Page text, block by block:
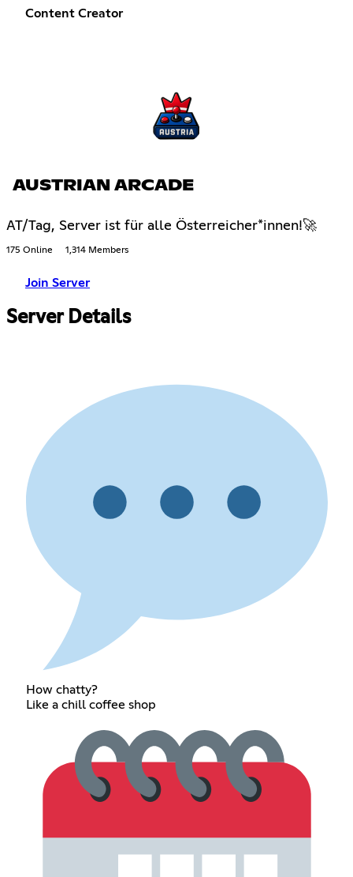
Content Creator
AUSTRIAN ARCADE
AT/Tag, Server ist für alle Österreicher*innen!🚀
175 Online 1,314 Members
Join Server
Server Details
How chatty?
Like a chill coffee shop